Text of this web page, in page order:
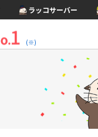
ラッコサーバー
(※)